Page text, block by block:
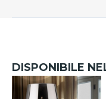
DISPONIBILE